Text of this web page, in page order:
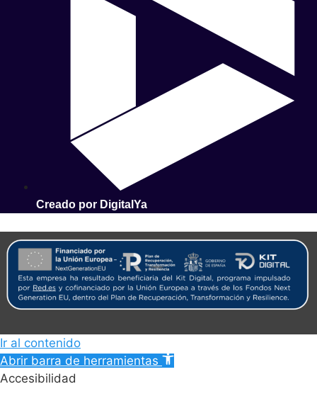
Creado por DigitalYa
Ir al contenido
Abrir barra de herramientas
Accesibilidad